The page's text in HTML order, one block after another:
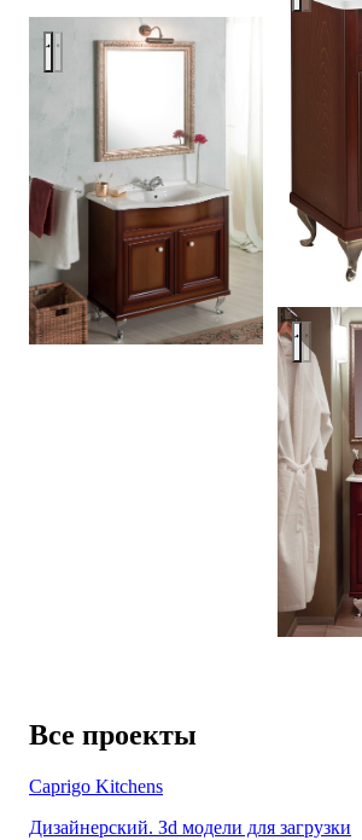
Caprigo Porto
Caprigo
Все проекты
Caprigo Kitchens
Дизайнерский. Зd модели для загрузки